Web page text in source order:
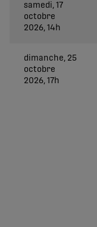
samedi, 17
octobre
2026, 14h
dimanche, 25
octobre
2026, 17h